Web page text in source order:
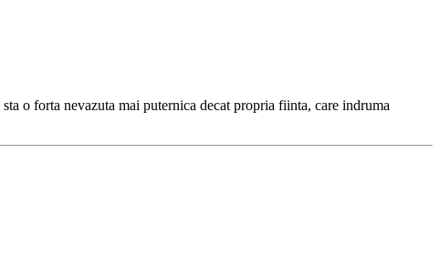
o forta nevazuta mai puternica decat propria fiinta, care indruma